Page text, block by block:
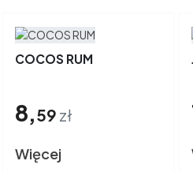
COCOS RUM
8,59 zł
Więcej